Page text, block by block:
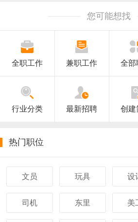
您可能想找
全职工作 兼职工作 全部
行业分类 最新招聘 创建
热门职位
文员 玩具 设
司机 东里 美